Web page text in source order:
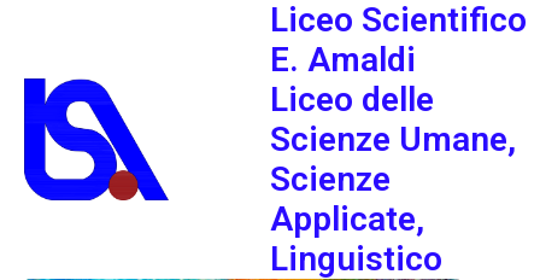
Liceo Scientifico
E. Amaldi
Liceo delle
Scienze Umane,
Scienze
Applicate,
Linguistico